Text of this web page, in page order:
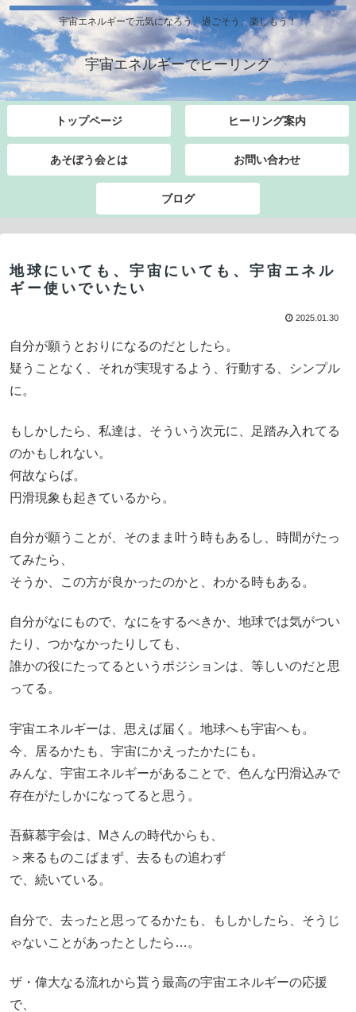
宇宙エネルギーで元気になろう、過ごそう、楽しもう！
宇宙エネルギーでヒーリング
トップページ ヒーリング案内
あそぼう会とは お問い合わせ
ブログ
地球にいても、宇宙にいても、宇宙エネル
ギー使いでいたい
2025.01.30
自分が願うとおりになるのだとしたら。
疑うことなく、それが実現するよう、行動する、シンプル
に。
もしかしたら、私達は、そういう次元に、足踏み入れてる
のかもしれない。
何故ならば。
円滑現象も起きているから。
自分が願うことが、そのまま叶う時もあるし、時間がたっ
てみたら、
そうか、この方が良かったのかと、わかる時もある。
自分がなにもので、なにをするべきか、地球では気がつい
たり、つかなかったりしても、
誰かの役にたってるというポジションは、等しいのだと思
ってる。
宇宙エネルギーは、思えば届く。地球へも宇宙へも。
今、居るかたも、宇宙にかえったかたにも。
みんな、宇宙エネルギーがあることで、色んな円滑込みで
存在がたしかになってると思う。
吾蘇慕宇会は、Mさんの時代からも、
＞来るものこばまず、去るもの追わず
で、続いている。
自分で、去ったと思ってるかたも、もしかしたら、そうじ
ゃないことがあったとしたら…。
ザ・偉大なる流れから貰う最高の宇宙エネルギーの応援
で、